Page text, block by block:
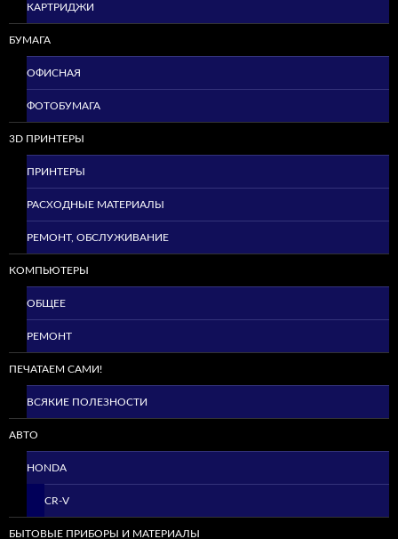
КАРТРИДЖИ
БУМАГА
ОФИСНАЯ
ФОТОБУМАГА
3D ПРИНТЕРЫ
ПРИНТЕРЫ
РАСХОДНЫЕ МАТЕРИАЛЫ
РЕМОНТ, ОБСЛУЖИВАНИЕ
КОМПЬЮТЕРЫ
ОБЩЕЕ
РЕМОНТ
ПЕЧАТАЕМ САМИ!
ВСЯКИЕ ПОЛЕЗНОСТИ
АВТО
HONDA
CR-V
БЫТОВЫЕ ПРИБОРЫ И МАТЕРИАЛЫ